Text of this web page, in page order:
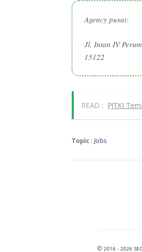
Agency pusat:
Jl. Intan IV
15122
READ : PJTKI
Topic : Jobs
© 2016 - 2026